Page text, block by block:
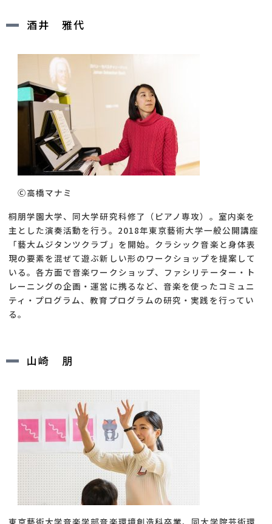
酒井 雅代
Ⓒ高橋マナミ
桐朋学園大学、同大学研究科修了（ピアノ専攻）。室内楽を
主とした演奏活動を行う。2018年東京藝術大学一般公開講座
「藝大ムジタンツクラブ」を開始。クラシック音楽と身体表
現の要素を混ぜて遊ぶ新しい形のワークショップを提案して
いる。各方面で音楽ワークショップ、ファシリテーター・ト
レーニングの企画・運営に携るなど、音楽を使ったコミュニ
ティ・プログラム、教育プログラムの研究・実践を行ってい
る。
山崎 朋